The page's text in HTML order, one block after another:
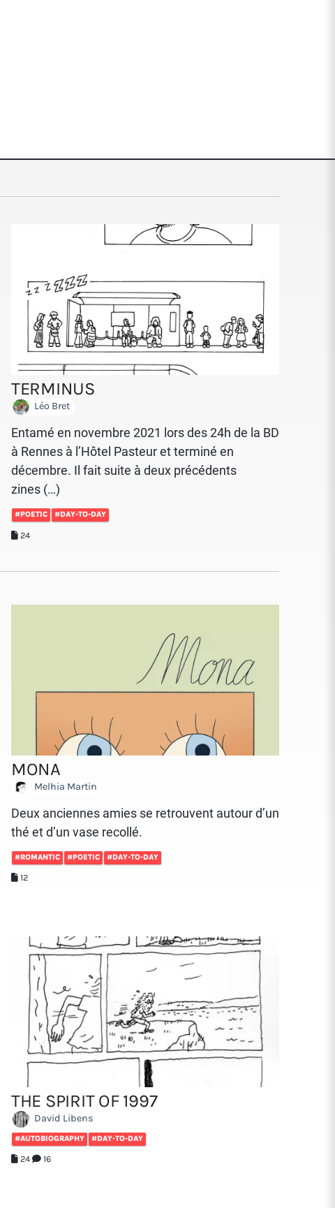
TERMINUS
Léo Bret
Entamé en novembre 2021 lors des 24h de la BD
à Rennes à l’Hôtel Pasteur et terminé en
décembre. Il fait suite à deux précédents
zines (…)
#POETIC #DAY-TO-DAY
24
MONA
Melhia Martin
Deux anciennes amies se retrouvent autour d’un
thé et d’un vase recollé.
#ROMANTIC #POETIC #DAY-TO-DAY
12
THE SPIRIT OF 1997
David Libens
#AUTOBIOGRAPHY #DAY-TO-DAY
24 16